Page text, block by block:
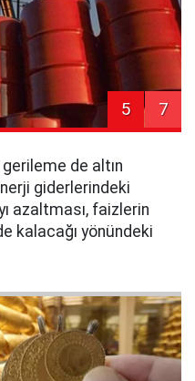
5 7
de altın
giderlerindeki
azaltması, faizlerin
kalacağı yönündeki